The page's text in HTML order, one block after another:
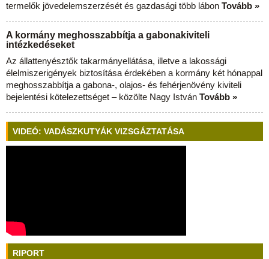
termelők jövedelemszerzését és gazdasági több lábon Tovább »
A kormány meghosszabbítja a gabonakiviteli
intézkedéseket
Az állattenyésztők takarmányellátása, illetve a lakossági
élelmiszerigények biztosítása érdekében a kormány két hónappal
meghosszabbítja a gabona-, olajos- és fehérjenövény kiviteli
bejelentési kötelezettséget – közölte Nagy István Tovább »
VIDEÓ: VADÁSZKUTYÁK VIZSGÁZTATÁSA
RIPORT